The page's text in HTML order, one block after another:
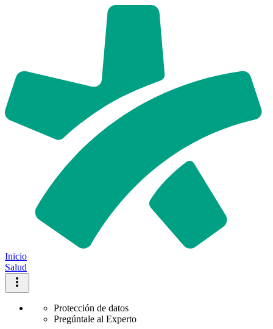
Inicio
Salud
Protección de datos
Pregúntale al Experto